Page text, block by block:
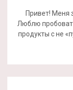
Привет! Меня
Люблю
продукты с не